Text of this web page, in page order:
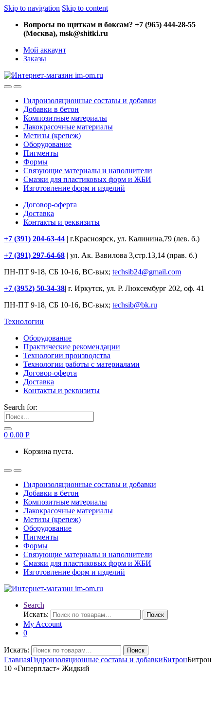
Skip to navigation Skip to content
Вопросы по щиткам и боксам? +7 (965) 444-28-55
(Москва), msk@shitki.ru
Мой аккаунт
Заказы
Гидроизоляционные составы и добавки
Добавки в бетон
Композитные материалы
Лакокрасочные материалы
Метизы (крепеж)
Оборудование
Пигменты
Формы
Связующие материалы и наполнители
Смазки для пластиковых форм и ЖБИ
Изготовление форм и изделий
Договор-оферта
Доставка
Контакты и реквизиты
+7 (391) 204-63-44 | г.Красноярск, ул. Калинина,79 (лев. б.)
+7 (391) 297-64-68 | ул. Ак. Вавилова 3,стр.13,14 (прав. б.)
ПН-ПТ 9-18, СБ 10-16, ВС-вых; techsib24@gmail.com
+7 (3952) 50-34-38| г. Иркутск, ул. Р. Люксембург 202, оф. 41
ПН-ПТ 9-18, СБ 10-16, ВС-вых; techsib@bk.ru
Технологии
Оборудование
Практические рекомендации
Технологии производства
Технологии работы с материалами
Договор-оферта
Доставка
Контакты и реквизиты
Search for:
0 0.00 Р
Корзина пуста.
Гидроизоляционные составы и добавки
Добавки в бетон
Композитные материалы
Лакокрасочные материалы
Метизы (крепеж)
Оборудование
Пигменты
Формы
Связующие материалы и наполнители
Смазки для пластиковых форм и ЖБИ
Изготовление форм и изделий
Search
Искать:
Поиск
My Account
0
Искать: Поиск
ГлавнаяГидроизоляционные составы и добавкиБитронБитрон
10 «Гиперпласт» Жидкий